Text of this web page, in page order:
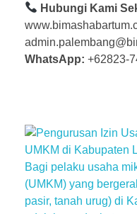
Hubungi Kami
WhatsApp: +62823-